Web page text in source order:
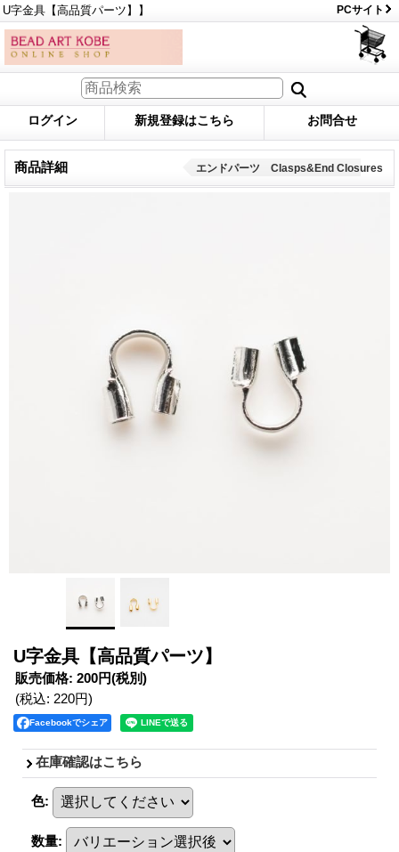
U字金具【高品質パーツ】】 PCサイト
ログイン 新規登録はこちら お問合せ
商品詳細 エンドパーツ Clasps&End Closures
U字金具【高品質パーツ】
販売価格: 200円(税別)
(税込: 220円)
Facebookでシェア
在庫確認はこちら
色:
数量: